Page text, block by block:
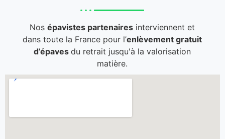
Nosépavistes partenaires interviennent et
dans toute la France pour l’enlèvement gratuit
d’épavesdu retrait jusqu'à la valorisation
matière.